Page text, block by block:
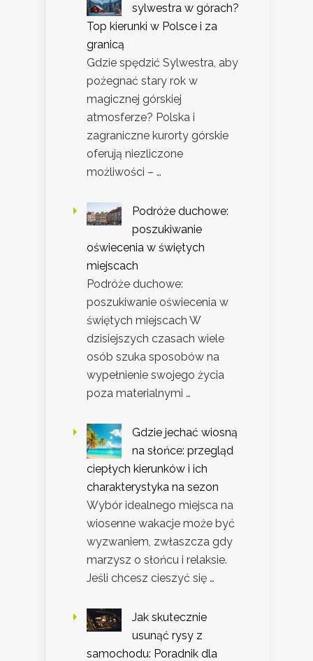
sylwestra w górach?
Top kierunki w Polsce i za
granicą
Gdzie spędzić Sylwestra, aby
pożegnać stary rok w
magicznej górskiej
atmosferze? Polska i
zagraniczne kurorty górskie
oferują niezliczone
możliwości – …
Podróże duchowe:
poszukiwanie
oświecenia w świętych
miejscach
Podróże duchowe:
poszukiwanie oświecenia w
świętych miejscach W
dzisiejszych czasach wiele
osób szuka sposobów na
wypełnienie swojego życia
poza materialnymi …
Gdzie jechać wiosną
na słońce: przegląd
ciepłych kierunków i ich
charakterystyka na sezon
Wybór idealnego miejsca na
wiosenne wakacje może być
wyzwaniem, zwłaszcza gdy
marzysz o słońcu i relaksie.
Jeśli chcesz cieszyć się …
Jak skutecznie
usunąć rysy z
samochodu: Poradnik dla